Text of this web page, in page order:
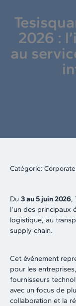
2026 :
au
Catégorie: Corporate
Du 3 au 5 juin 2026,
l’un des principaux
logistique, au
supply chain.
Cet événement
pour les
fournisseurs
avec un focus de
collaboration et la